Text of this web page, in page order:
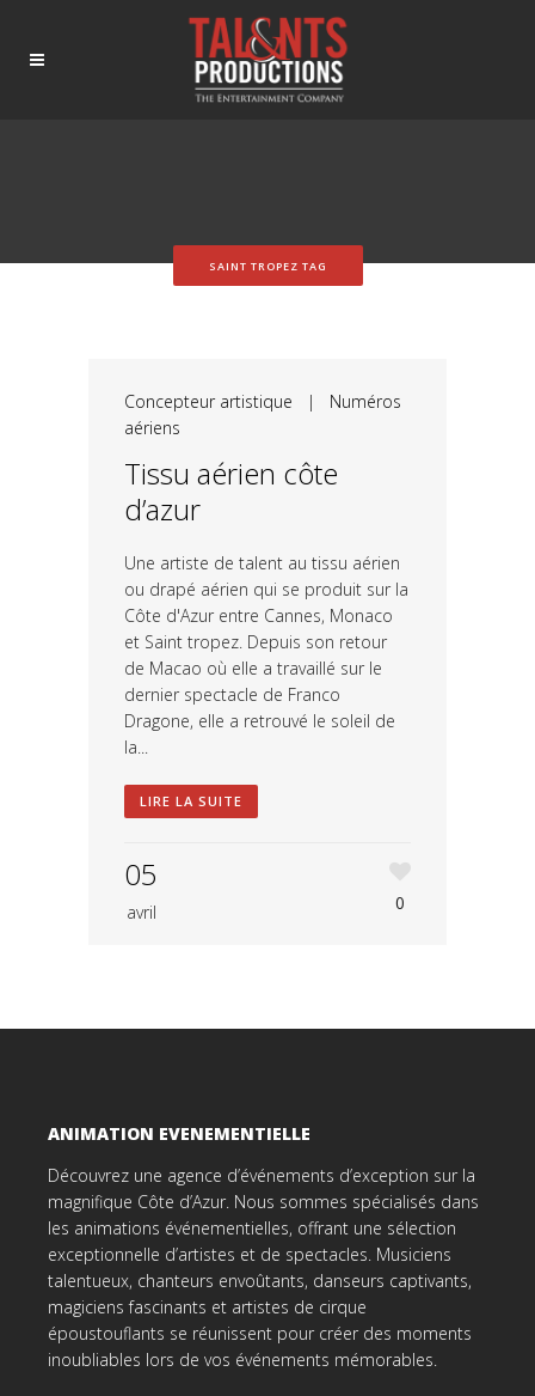
SAINT TROPEZ TAG
Concepteur artistique | Numéros
aériens
Tissu aérien côte
d’azur
Une artiste de talent au tissu aérien
ou drapé aérien qui se produit sur la
Côte d'Azur entre Cannes, Monaco
et Saint tropez. Depuis son retour
de Macao où elle a travaillé sur le
dernier spectacle de Franco
Dragone, elle a retrouvé le soleil de
la...
LIRE LA SUITE
05
avril 0
ANIMATION EVENEMENTIELLE
Découvrez une agence d’événements d’exception sur la
magnifique Côte d’Azur. Nous sommes spécialisés dans
les animations événementielles, offrant une sélection
exceptionnelle d’artistes et de spectacles. Musiciens
talentueux, chanteurs envoûtants, danseurs captivants,
magiciens fascinants et artistes de cirque
époustouflants se réunissent pour créer des moments
inoubliables lors de vos événements mémorables.